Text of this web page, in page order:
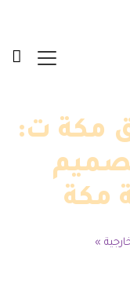
مكة ت:
تصميم
مكة
»